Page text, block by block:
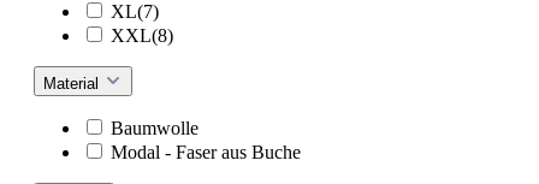
XL(7)
XXL(8)
Material
Baumwolle
Modal - Faser aus Buche